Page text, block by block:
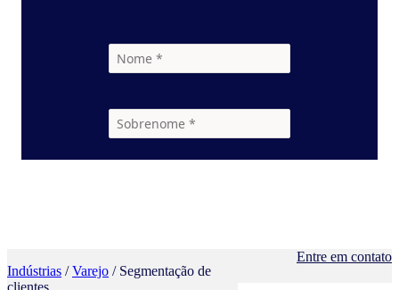
Indústrias /Varejo / Segmentação de
Entre em contato